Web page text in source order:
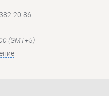
20-86
(GMT+5)